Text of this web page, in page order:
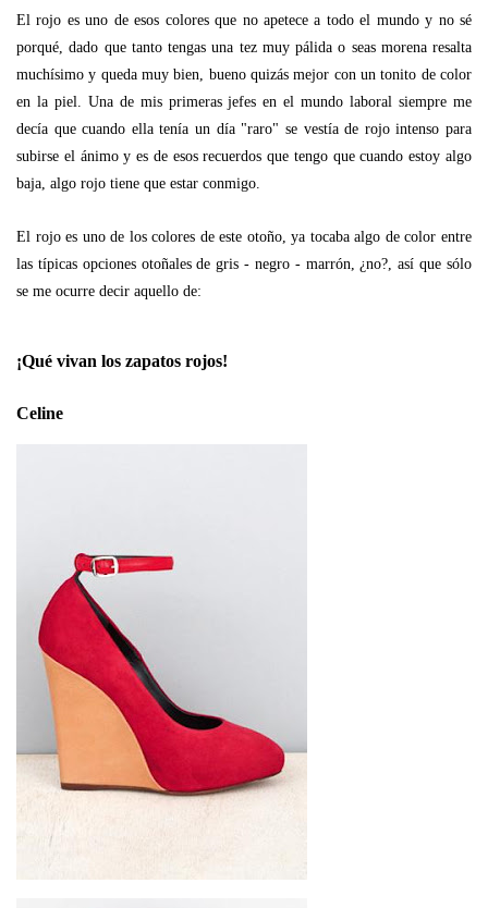
El rojo es uno de esos colores que no apetece a todo el mundo y no sé
porqué, dado que tanto tengas una tez muy pálida o seas morena resalta
muchísimo y queda muy bien, bueno quizás mejor con un tonito de color
en la piel. Una de mis primeras jefes en el mundo laboral siempre me
decía que cuando ella tenía un día "raro" se vestía de rojo intenso para
subirse el ánimo y es de esos recuerdos que tengo que cuando estoy algo
baja, algo rojo tiene que estar conmigo.
El rojo es uno de los colores de este otoño, ya tocaba algo de color entre
las típicas opciones otoñales de gris - negro - marrón, ¿no?, así que sólo
se me ocurre decir aquello de:
¡Qué vivan los zapatos rojos!
Celine